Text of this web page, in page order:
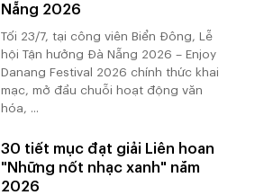
Nẵng 2026
Tối 23/7, tại công viên Biển Đông, Lễ
hội Tận hưởng Đà Nẵng 2026 – Enjoy
Danang Festival 2026 chính thức khai
mạc, mở đầu chuỗi hoạt động văn
hóa, ...
30 tiết mục đạt giải Liên hoan
"Những nốt nhạc xanh" năm
2026